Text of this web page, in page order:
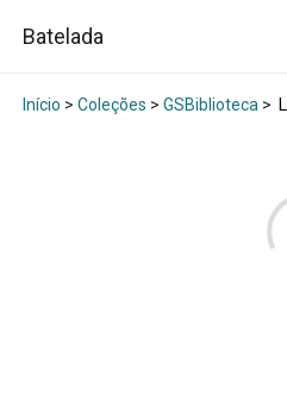
Batelada
Início > Coleções > GSBiblioteca>